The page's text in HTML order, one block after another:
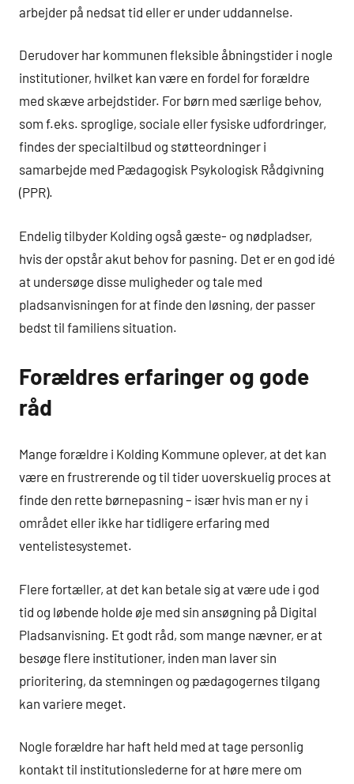
arbejder på nedsat tid eller er under uddannelse.
Derudover har kommunen fleksible åbningstider i nogle
institutioner, hvilket kan være en fordel for forældre
med skæve arbejdstider. For børn med særlige behov,
som f.eks. sproglige, sociale eller fysiske udfordringer,
findes der specialtilbud og støtteordninger i
samarbejde med Pædagogisk Psykologisk Rådgivning
(PPR).
Endelig tilbyder Kolding også gæste- og nødpladser,
hvis der opstår akut behov for pasning. Det er en god idé
at undersøge disse muligheder og tale med
pladsanvisningen for at finde den løsning, der passer
bedst til familiens situation.
Forældres erfaringer og gode
råd
Mange forældre i Kolding Kommune oplever, at det kan
være en frustrerende og til tider uoverskuelig proces at
finde den rette børnepasning – især hvis man er ny i
området eller ikke har tidligere erfaring med
ventelistesystemet.
Flere fortæller, at det kan betale sig at være ude i god
tid og løbende holde øje med sin ansøgning på Digital
Pladsanvisning. Et godt råd, som mange nævner, er at
besøge flere institutioner, inden man laver sin
prioritering, da stemningen og pædagogernes tilgang
kan variere meget.
Nogle forældre har haft held med at tage personlig
kontakt til institutionslederne for at høre mere om